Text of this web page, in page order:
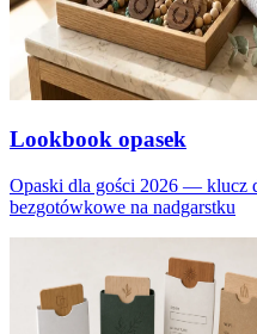
Lookbook opasek
Opaski dla gości 2026 — klucz
bezgotówkowe na nadgarstku